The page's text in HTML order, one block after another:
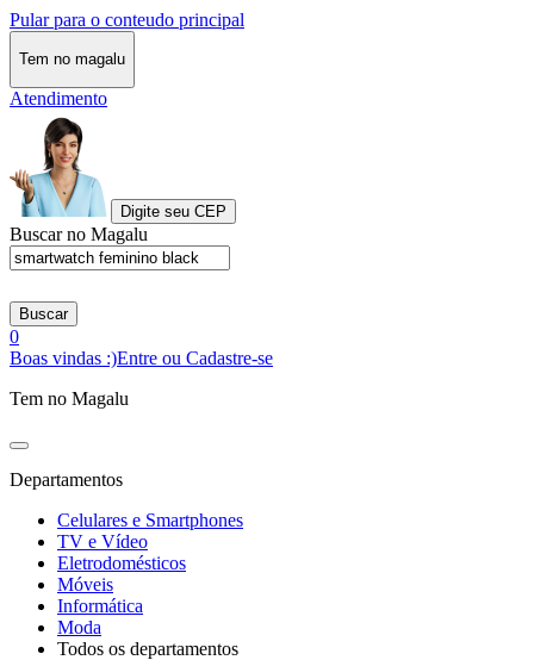
Pular para o conteudo principal
Tem no magalu
Atendimento
Digite seu CEP
Buscar no Magalu
Buscar
0
Boas vindas :)Entre ou Cadastre-se
Tem no Magalu
Departamentos
Celulares e Smartphones
TV e Vídeo
Eletrodomésticos
Móveis
Informática
Moda
Todos os departamentos